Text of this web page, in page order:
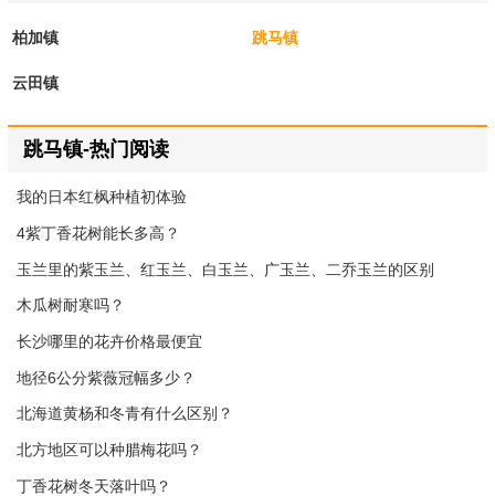
柏加镇 跳马镇
云田镇
跳马镇-热门阅读
我的日本红枫种植初体验
4紫丁香花树能长多高？
玉兰里的紫玉兰、红玉兰、白玉兰、广玉兰、二乔玉兰的区别
木瓜树耐寒吗？
长沙哪里的花卉价格最便宜
地径6公分紫薇冠幅多少？
北海道黄杨和冬青有什么区别？
北方地区可以种腊梅花吗？
丁香花树冬天落叶吗？